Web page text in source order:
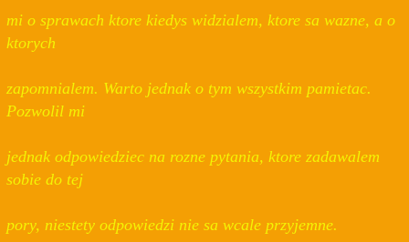
mi o sprawach ktore kiedys widzialem, ktore sa wazne, a o
ktorych
zapomnialem. Warto jednak o tym wszystkim pamietac.
Pozwolil mi
jednak odpowiedziec na rozne pytania, ktore zadawalem
sobie do tej
pory, niestety odpowiedzi nie sa wcale przyjemne.